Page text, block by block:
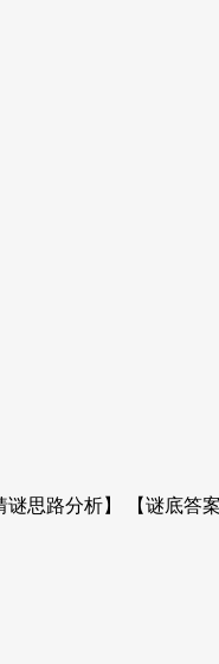
思路分析】 【谜底答